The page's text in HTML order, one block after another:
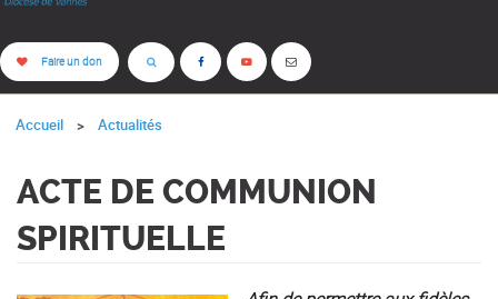
Faire un don
Accueil Actualités
ACTE DE COMMUNION
SPIRITUELLE